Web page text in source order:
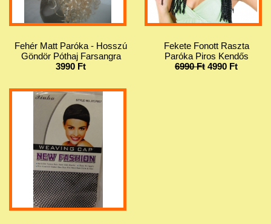
Fehér Matt Paróka - Hosszú
Göndör Póthaj Farsangra
3990 Ft
Fekete Fonott Raszta
Paróka Piros Kendős
6990 Ft 4990 Ft